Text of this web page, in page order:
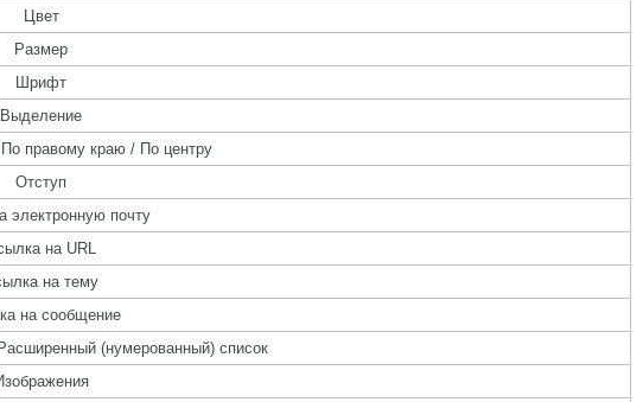
Цвет
Размер
Шрифт
Выделение
правому краю / По центру
Отступ
электронную почту
на URL
на тему
на сообщение
(нумерованный) список